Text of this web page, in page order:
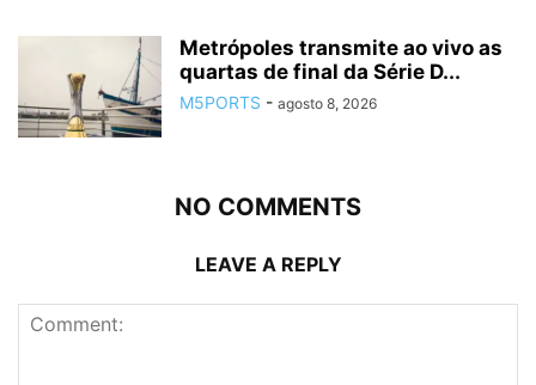
Metrópoles transmite ao vivo as
quartas de final da Série D...
M5PORTS - agosto 8, 2026
NO COMMENTS
LEAVE A REPLY